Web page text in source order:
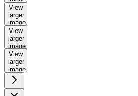
View
larger
image
View
larger
image
View
larger
image